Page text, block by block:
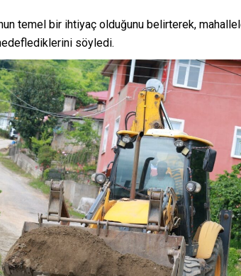
temel bir ihtiyaç olduğunu belirterek,
söyledi.